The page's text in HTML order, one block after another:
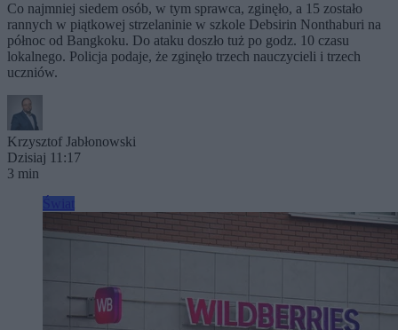
Co najmniej siedem osób, w tym sprawca, zginęło, a 15 zostało
rannych w piątkowej strzelaninie w szkole Debsirin Nonthaburi na
północ od Bangkoku. Do ataku doszło tuż po godz. 10 czasu
lokalnego. Policja podaje, że zginęło trzech nauczycieli i trzech
uczniów.
Krzysztof Jabłonowski
Dzisiaj 11:17
3 min